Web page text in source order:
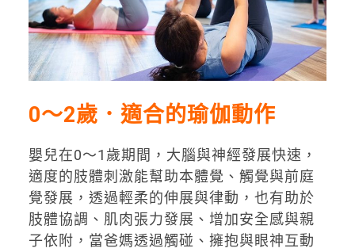
0～2歲．適合的瑜伽動作
嬰兒在0～1歲期間，大腦與神經發展快速，
適度的肢體刺激能幫助本體覺、觸覺與前庭
覺發展，透過輕柔的伸展與律動，也有助於
肢體協調、肌肉張力發展、增加安全感與親
子依附，當爸媽透過觸碰、擁抱與眼神互動